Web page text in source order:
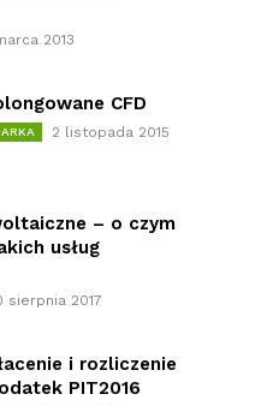
2013
CFD
2 listopada 2015
– o czym
usług
sierpnia 2017
i rozliczenie
PIT2016